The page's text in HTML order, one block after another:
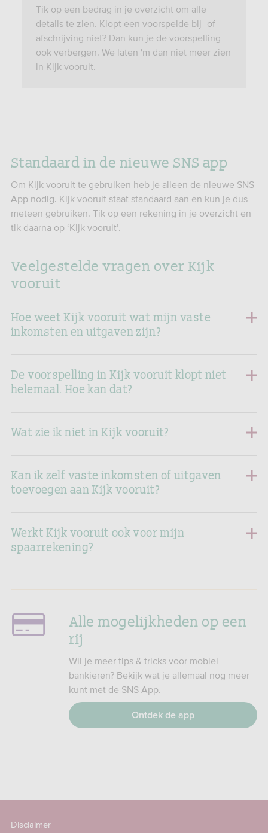
Tik op een bedrag in je overzicht om alle
details te zien. Klopt een voorspelde bij- of
afschrijving niet? Dan kun je de voorspelling
ook verbergen. We laten 'm dan niet meer zien
in Kijk vooruit.
Standaard in de nieuwe SNS app
Om Kijk vooruit te gebruiken heb je alleen de nieuwe SNS
App nodig. Kijk vooruit staat standaard aan en kun je dus
meteen gebruiken. Tik op een rekening in je overzicht en
tik daarna op ‘Kijk vooruit’.
Veelgestelde vragen over Kijk
vooruit
Hoe weet Kijk vooruit wat mijn vaste
inkomsten en uitgaven zijn?
De voorspelling in Kijk vooruit klopt niet
helemaal. Hoe kan dat?
Wat zie ik niet in Kijk vooruit?
Kan ik zelf vaste inkomsten of uitgaven
toevoegen aan Kijk vooruit?
Werkt Kijk vooruit ook voor mijn
spaarrekening?
Alle mogelijkheden op een
rij
Wil je meer tips & tricks voor mobiel
bankieren? Bekijk wat je allemaal nog meer
kunt met de SNS App.
Ontdek de app
Disclaimer